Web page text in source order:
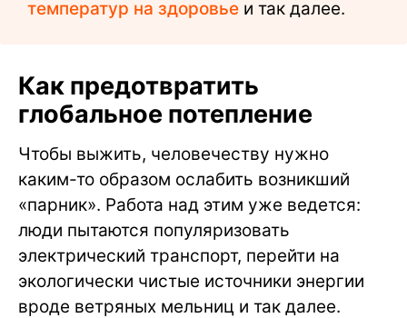
температур на здоровье и так далее.
Как предотвратить
глобальное потепление
Чтобы выжить, человечеству нужно
каким-то образом ослабить возникший
«парник». Работа над этим уже ведется:
люди пытаются популяризовать
электрический транспорт, перейти на
экологически чистые источники энергии
вроде ветряных мельниц и так далее.